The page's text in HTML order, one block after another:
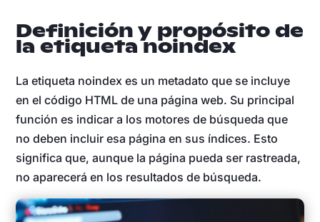
Definición y propósito de
la etiqueta noindex
La etiqueta noindex es un metadato que se incluye
en el código HTML de una página web. Su principal
función es indicar a los motores de búsqueda que
no deben incluir esa página en sus índices. Esto
significa que, aunque la página pueda ser rastreada,
no aparecerá en los resultados de búsqueda.